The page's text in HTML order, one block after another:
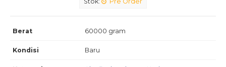
Berat 60000 gram
Kondisi Baru